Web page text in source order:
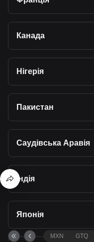
Канада
Нігерія
Пакистан
Саудівська Аравія
Індія
Японія
MXN GTQ